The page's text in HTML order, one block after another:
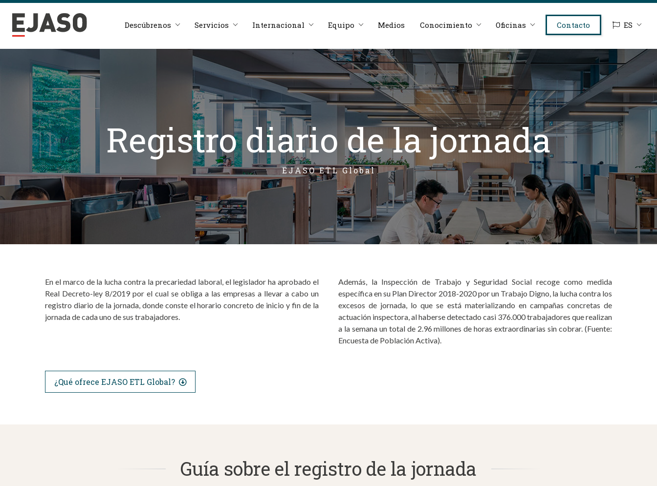
Descúbrenos Servicios Internacional Equipo Medios Conocimiento Oficinas Contacto ES
Registro diario de la jornada
EJASO ETL Global
En el marco de la lucha contra la precariedad laboral, el legislador ha aprobado el
Real Decreto-ley 8/2019 por el cual se obliga a las empresas a llevar a cabo un
registro diario de la jornada, donde conste el horario concreto de inicio y fin de la
jornada de cada uno de sus trabajadores.
Además, la Inspección de Trabajo y Seguridad Social recoge como medida
específica en su Plan Director 2018-2020 por un Trabajo Digno, la lucha contra los
excesos de jornada, lo que se está materializando en campañas concretas de
actuación inspectora, al haberse detectado casi 376.000 trabajadores que realizan
a la semana un total de 2.96 millones de horas extraordinarias sin cobrar. (Fuente:
Encuesta de Población Activa).
¿Qué ofrece EJASO ETL Global?
Guía sobre el registro de la jornada